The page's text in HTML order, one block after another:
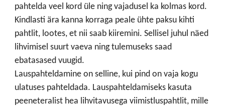
pahtelda veel kord üle ning vajadusel ka kolmas kord.
Kindlasti ära kanna korraga peale ühte paksu kihti
pahtlit, lootes, et nii saab kiiremini. Sellisel juhul näed
lihvimisel suurt vaeva ning tulemuseks saad
ebatasased vuugid.
Lauspahteldamine on selline, kui pind on vaja kogu
ulatuses pahteldada. Lauspahteldamiseks kasuta
peeneteralist hea lihvitavusega viimistluspahtlit, mille